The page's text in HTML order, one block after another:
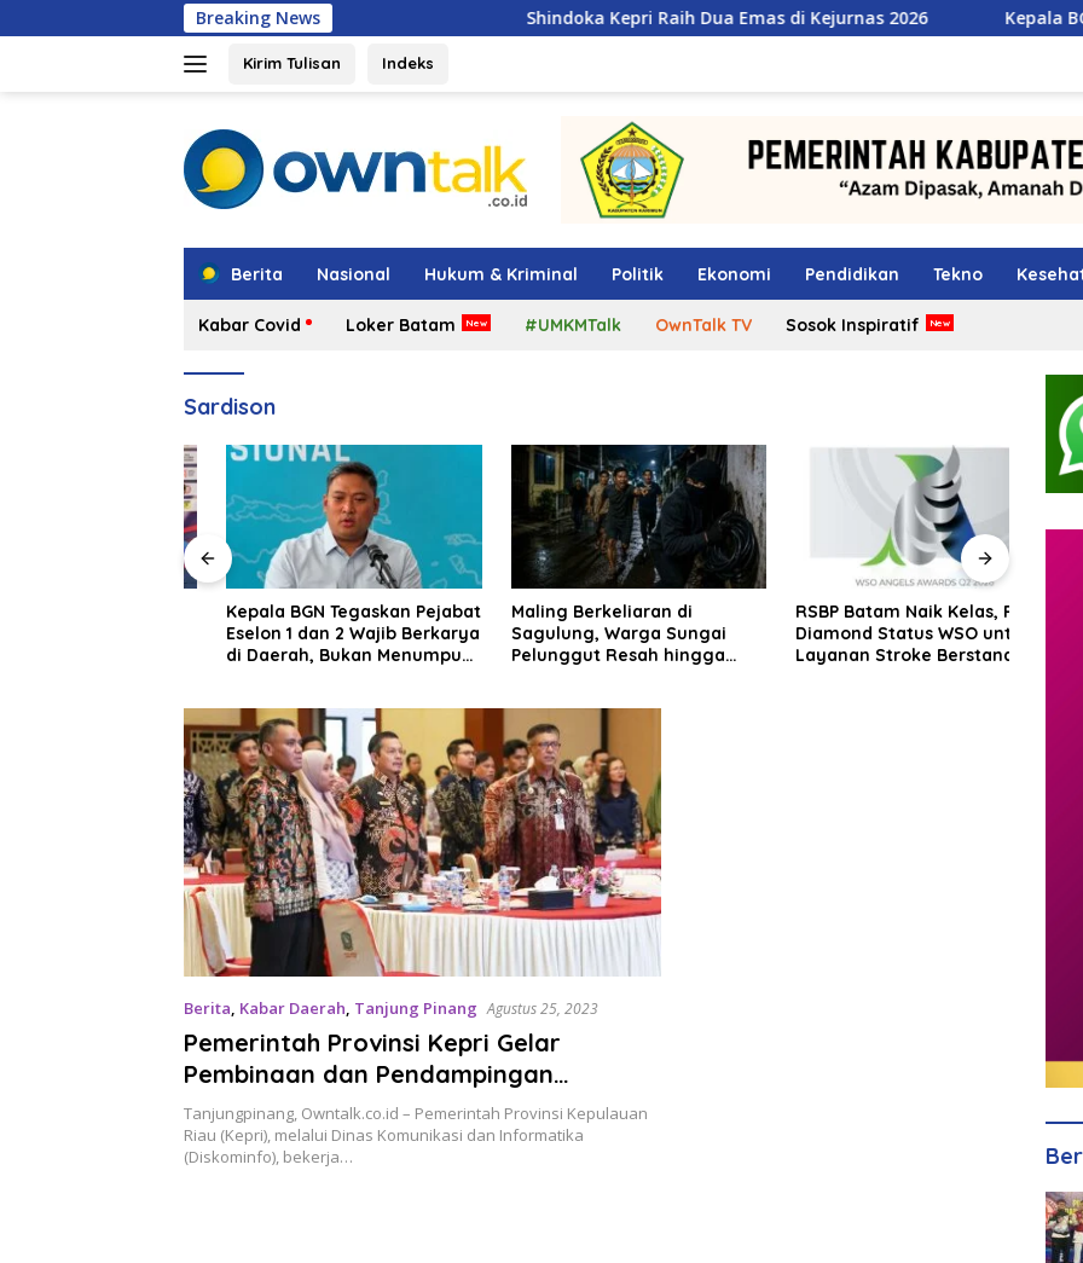
ke
Breaking News Shindoka Kepri Raih Dua Emas di Kejurnas 2026 Kepala BGN Tegaskan
Kirim Tulisan Indeks
Berita Nasional Hukum & Kriminal Politik Ekonomi Pendidikan Tekno
Kabar Covid Loker Batam #UMKMTalk OwnTalk TV Sosok Inspiratif
Sardison
Kepala BGN Tegaskan Pejabat
Eselon 1 dan 2 Wajib Berkarya
di Daerah, Bukan Menumpuk
Maling Berkeliaran di
Sagulung, Warga Sungai
Pelunggut Resah hingga
RSBP Batam Naik Kelas, Raih
Diamond Status WSO untuk
Layanan Stroke Berstandar
BP
Berita, Kabar Daerah, Tanjung Pinang Agustus 25, 2023
Pemerintah Provinsi Kepri Gelar
Pembinaan dan Pendampingan
Penyusunan Arsitektur SPBE
Tanjungpinang, Owntalk.co.id – Pemerintah Provinsi Kepulauan
Riau (Kepri), melalui Dinas Komunikasi dan Informatika
(Diskominfo), bekerja…